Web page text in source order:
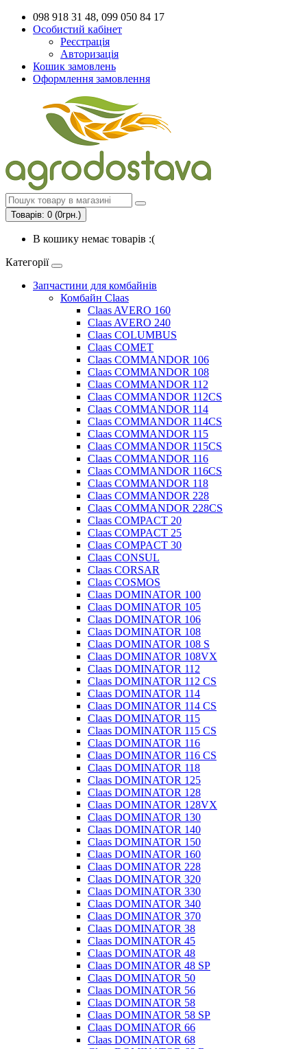
098 918 31 48, 099 050 84 17
Особистий кабінет
Реєстрація
Авторизація
Кошик замовлень
Оформлення замовлення
Товарів: 0 (0грн.)
В кошику немає товарів :(
Категорії
Запчастини для комбайнів
Комбайн Claas
Claas AVERO 160
Claas AVERO 240
Claas COLUMBUS
Claas COMET
Claas COMMANDOR 106
Claas COMMANDOR 108
Claas COMMANDOR 112
Claas COMMANDOR 112CS
Claas COMMANDOR 114
Claas COMMANDOR 114CS
Claas COMMANDOR 115
Claas COMMANDOR 115CS
Claas COMMANDOR 116
Claas COMMANDOR 116CS
Claas COMMANDOR 118
Claas COMMANDOR 228
Claas COMMANDOR 228CS
Claas COMPACT 20
Claas COMPACT 25
Claas COMPACT 30
Claas CONSUL
Claas CORSAR
Claas COSMOS
Claas DOMINATOR 100
Claas DOMINATOR 105
Claas DOMINATOR 106
Claas DOMINATOR 108
Claas DOMINATOR 108 S
Claas DOMINATOR 108VX
Claas DOMINATOR 112
Claas DOMINATOR 112 CS
Claas DOMINATOR 114
Claas DOMINATOR 114 CS
Claas DOMINATOR 115
Claas DOMINATOR 115 CS
Claas DOMINATOR 116
Claas DOMINATOR 116 CS
Claas DOMINATOR 118
Claas DOMINATOR 125
Claas DOMINATOR 128
Claas DOMINATOR 128VX
Claas DOMINATOR 130
Claas DOMINATOR 140
Claas DOMINATOR 150
Claas DOMINATOR 160
Claas DOMINATOR 228
Claas DOMINATOR 320
Claas DOMINATOR 330
Claas DOMINATOR 340
Claas DOMINATOR 370
Claas DOMINATOR 38
Claas DOMINATOR 45
Claas DOMINATOR 48
Claas DOMINATOR 48 SP
Claas DOMINATOR 50
Claas DOMINATOR 56
Claas DOMINATOR 58
Claas DOMINATOR 58 SP
Claas DOMINATOR 66
Claas DOMINATOR 68